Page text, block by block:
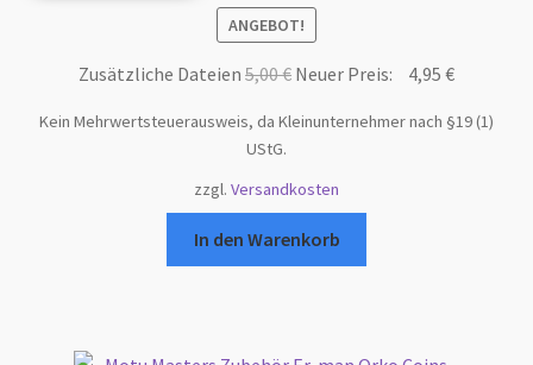
Willkommen auf https://motu-sales.de
ANGEBOT!
Zusätzliche Dateien 5,00€ Ursprünglicher
war:
Neuer Preis: 4,95 €Aktueller
ist:
Kein Mehrwertsteuerausweis, da Kleinunternehmer nach §19 (1)
UStG.
zzgl. Versandkosten
In den Warenkorb